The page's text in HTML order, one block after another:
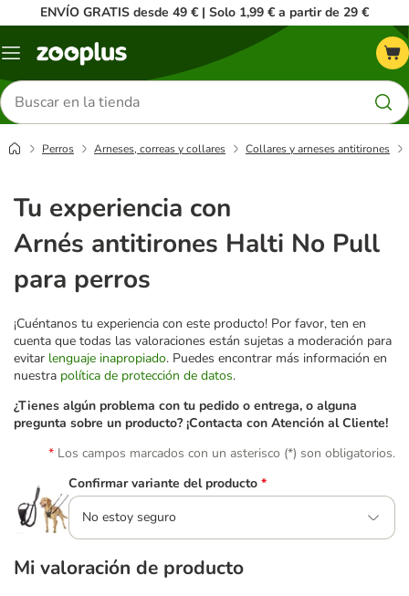
ENVÍO GRATIS desde 49 € | Solo 1,99 € a partir de 29 €
Menú
Buscar
productos
Perros Arneses, correas y collares Collares y arneses antitirones
Tu experiencia con
Arnés antitirones Halti No Pull
para perros
¡Cuéntanos tu experiencia con este producto! Por favor, ten en
cuenta que todas las valoraciones están sujetas a moderación para
evitar lenguaje inapropiado. Puedes encontrar más información en
nuestra política de protección de datos.
¿Tienes algún problema con tu pedido o entrega, o alguna
pregunta sobre un producto? ¡Contacta con Atención al Cliente!
Los campos marcados con un asterisco (*) son obligatorios.
Confirmar variante del producto *
No estoy seguro
Mi valoración de producto